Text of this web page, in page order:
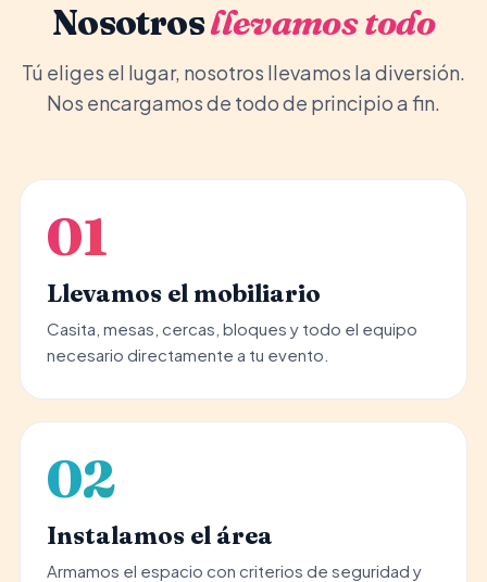
Nosotrosllevamos todo
Tú eliges el lugar, nosotros llevamos la diversión.
Nos encargamos de todo de principio a fin.
01
Llevamos el mobiliario
Casita, mesas, cercas, bloques y todo el equipo
necesario directamente a tu evento.
02
Instalamos el área
Armamos el espacio con criterios de seguridad y